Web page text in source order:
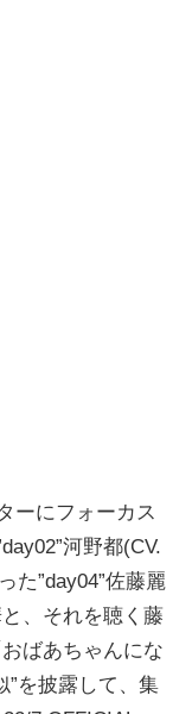
ーにフォーカス
河野都(CV.
た”day04”佐藤麗
、それを聴く藤
ばあちゃんにな
”を披露して、集